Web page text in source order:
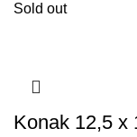
Sold out
Konak 12,5 x